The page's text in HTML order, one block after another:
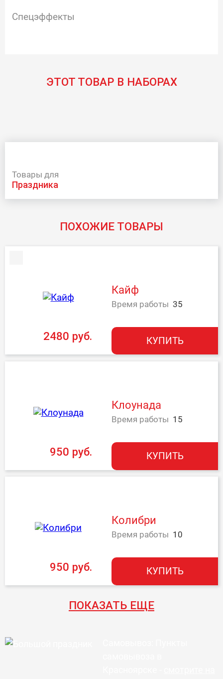
Спецэффекты
ЭТОТ ТОВАР В НАБОРАХ
Товары для
праздника
ПОХОЖИЕ ТОВАРЫ
Кайф
Время работы 35
2480 руб. КУПИТЬ
Клоунада
Время работы 15
950 руб. КУПИТЬ
Колибри
Время работы 10
950 руб. КУПИТЬ
ПОКАЗАТЬ ЕЩЕ